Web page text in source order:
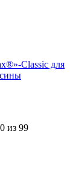
Classic для
из 99